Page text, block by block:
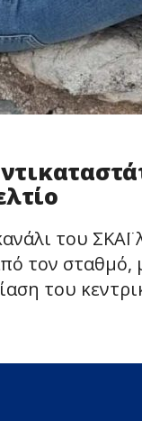
του
τον σταθμό,
του